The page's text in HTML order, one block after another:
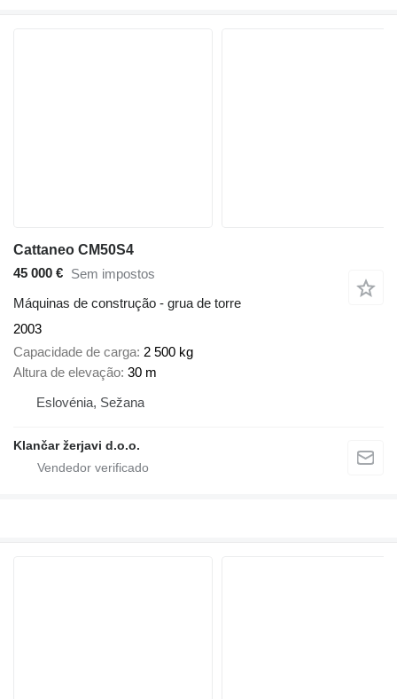
Cattaneo CM50S4
45 000 € Sem impostos
Máquinas de construção - grua de torre
2003
Capacidade de carga 2 500 kg
Altura de elevação 30 m
Eslovénia, Sežana
Klančar žerjavi d.o.o.